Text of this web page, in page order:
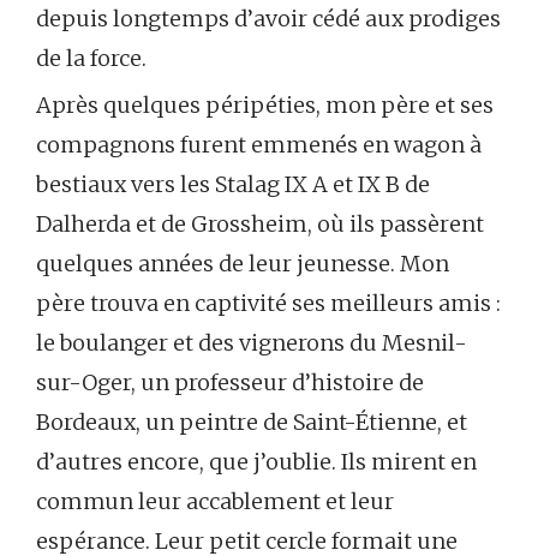
depuis longtemps d’avoir cédé aux prodiges
de la force.
Après quelques péripéties, mon père et ses
compagnons furent emmenés en wagon à
bestiaux vers les Stalag IX A et IX B de
Dalherda et de Grossheim, où ils passèrent
quelques années de leur jeunesse. Mon
père trouva en captivité ses meilleurs amis :
le boulanger et des vignerons du Mesnil-
sur-Oger, un professeur d’histoire de
Bordeaux, un peintre de Saint-Étienne, et
d’autres encore, que j’oublie. Ils mirent en
commun leur accablement et leur
espérance. Leur petit cercle formait une